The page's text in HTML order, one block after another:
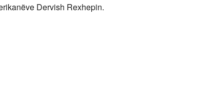
Dervish Rexhepin.